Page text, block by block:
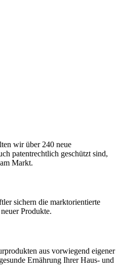
wir über 240 neue
patentrechtlich geschützt sind,
Markt.
sichern die marktorientierte
Produkte.
aus vorwiegend eigener
Ernährung Ihrer Haus- und